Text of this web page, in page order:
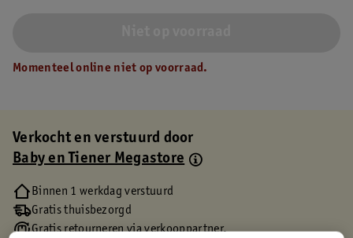
Momenteel online niet op voorraad.
Verkocht en verstuurd door
Baby en Tiener Megastore
Binnen 1 werkdag verstuurd
Gratis thuisbezorgd
Gratis retourneren via verkooppartner.